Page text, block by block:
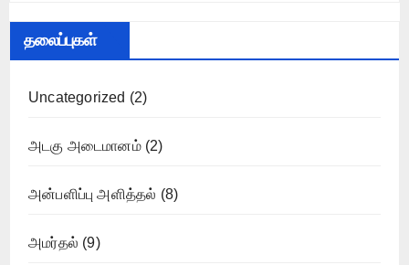
தலைப்புகள்
Uncategorized (2)
அடகு அடைமானம்(2)
அன்பளிப்பு அளித்தல் (8)
அமர்தல் (9)